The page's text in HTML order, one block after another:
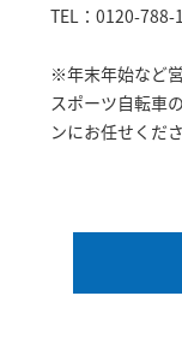
TEL：0120-
※年末年始など
スポーツ自転車
ンにお任せくだ